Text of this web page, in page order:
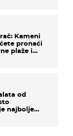
Kameni
pronaći
plaže i
od
najbolje